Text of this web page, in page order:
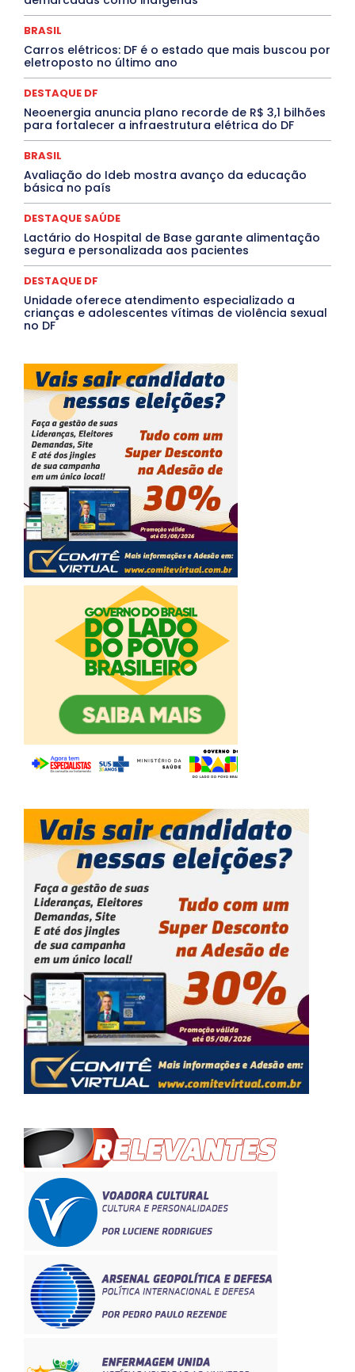
Mato Grosso
MEIO AMBIENTE
Paraíba
Paraná Pernambuco Piauí
POLÍTICA
PROCESSO SELETIVO
QUALIFICAÇÃO PROFISSIONAL
RESIDÊNCIA
Santa Catarina
São Paulo SARAMPO
SAÚDE
Saúde Agora
SEGURANÇA
Soltando o Verbo
TÁ FROID?
TEATRO TECNOLOGIA
TIC TAC
Mais
BRASIL
Carros elétricos: DF é o estado que mais buscou por
eletroposto no último ano
DESTAQUE DF
Neoenergia anuncia plano recorde de R$ 3,1 bilhões
para fortalecer a infraestrutura elétrica do DF
BRASIL
Avaliação do Ideb mostra avanço da educação
básica no país
DESTAQUE SAÚDE
Lactário do Hospital de Base garante alimentação
segura e personalizada aos pacientes
DESTAQUE DF
Unidade oferece atendimento especializado a
crianças e adolescentes vítimas de violência sexual
no DF